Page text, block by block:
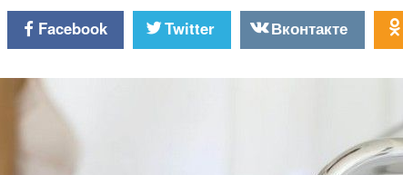
Facebook Twitter Вконтакте